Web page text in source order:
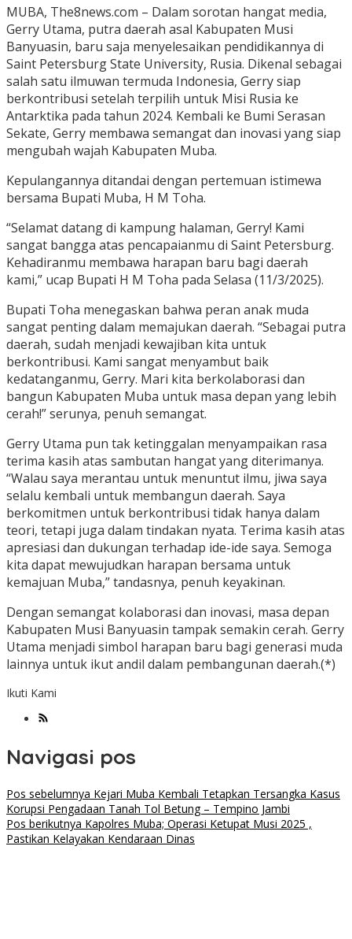
MUBA, The8news.com – Dalam sorotan hangat media,
Gerry Utama, putra daerah asal Kabupaten Musi
Banyuasin, baru saja menyelesaikan pendidikannya di
Saint Petersburg State University, Rusia. Dikenal sebagai
salah satu ilmuwan termuda Indonesia, Gerry siap
berkontribusi setelah terpilih untuk Misi Rusia ke
Antarktika pada tahun 2024. Kembali ke Bumi Serasan
Sekate, Gerry membawa semangat dan inovasi yang siap
mengubah wajah Kabupaten Muba.
Kepulangannya ditandai dengan pertemuan istimewa
bersama Bupati Muba, H M Toha.
“Selamat datang di kampung halaman, Gerry! Kami
sangat bangga atas pencapaianmu di Saint Petersburg.
Kehadiranmu membawa harapan baru bagi daerah
kami,” ucap Bupati H M Toha pada Selasa (11/3/2025).
Bupati Toha menegaskan bahwa peran anak muda
sangat penting dalam memajukan daerah. “Sebagai putra
daerah, sudah menjadi kewajiban kita untuk
berkontribusi. Kami sangat menyambut baik
kedatanganmu, Gerry. Mari kita berkolaborasi dan
bangun Kabupaten Muba untuk masa depan yang lebih
cerah!” serunya, penuh semangat.
Gerry Utama pun tak ketinggalan menyampaikan rasa
terima kasih atas sambutan hangat yang diterimanya.
“Walau saya merantau untuk menuntut ilmu, jiwa saya
selalu kembali untuk membangun daerah. Saya
berkomitmen untuk berkontribusi tidak hanya dalam
teori, tetapi juga dalam tindakan nyata. Terima kasih atas
apresiasi dan dukungan terhadap ide-ide saya. Semoga
kita dapat mewujudkan harapan bersama untuk
kemajuan Muba,” tandasnya, penuh keyakinan.
Dengan semangat kolaborasi dan inovasi, masa depan
Kabupaten Musi Banyuasin tampak semakin cerah. Gerry
Utama menjadi simbol harapan baru bagi generasi muda
lainnya untuk ikut andil dalam pembangunan daerah.(*)
Ikuti Kami
Navigasi pos
Pos sebelumnya Kejari Muba Kembali Tetapkan Tersangka Kasus
Korupsi Pengadaan Tanah Tol Betung – Tempino Jambi
Pos berikutnya Kapolres Muba; Operasi Ketupat Musi 2025 ,
Pastikan Kelayakan Kendaraan Dinas